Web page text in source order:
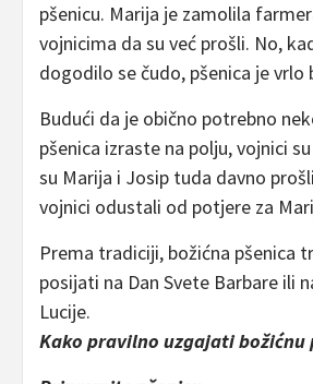
pšenicu. Marija je zamolila
vojnicima da su već prošli. No,
dogodilo se čudo, pšenica je vrlo
Budući da je obično potrebno
pšenica izraste na polju, vojnici
su Marija i Josip tuda davno
vojnici odustali od potjere za
Prema tradiciji, božićna pšenica
posijati na Dan Svete Barbare ili
Lucije.
Kako pravilno uzgajati božićnu